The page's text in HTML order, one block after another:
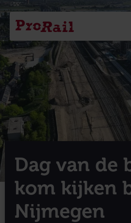
Navigatie
Homepage
ProRail
Dag van de
kom kijken
Nijmegen